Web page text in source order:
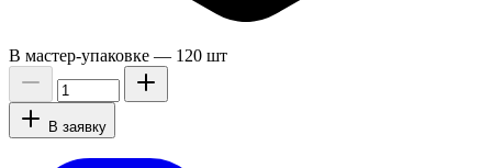
В мастер-упаковке — 120 шт
В заявку